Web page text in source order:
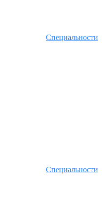
Специальности
Специальности